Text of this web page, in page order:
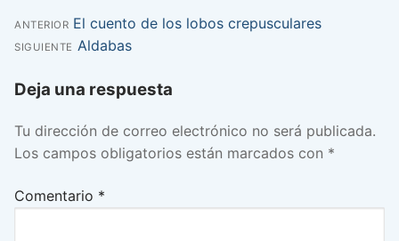
Navegación
entradas
ANTERIOR Entrada
anterior:
El cuento de los lobos crepusculares
SIGUIENTE Entrada
Aldabas
Deja una respuesta
Tu dirección de correo electrónico no será publicada.
Los campos obligatorios están marcados con *
Comentario *